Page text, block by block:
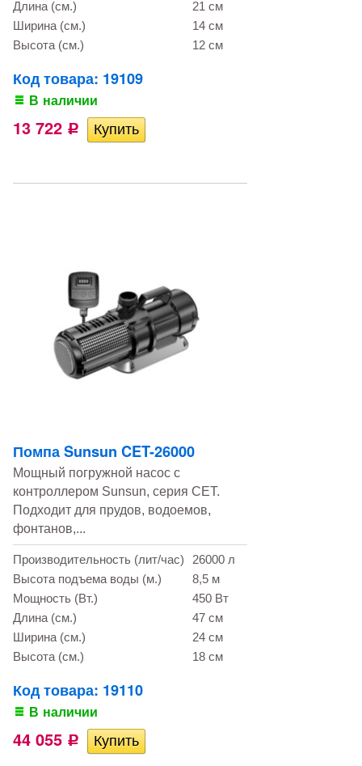
Длина (см.)
21 см
Ширина (см.)
14 см
Высота (см.)
12 см
Код товара: 19109
В наличии
13 722 Р
Помпа Sunsun CET-26000
Мощный погружной насос с
контроллером Sunsun, серия CET.
Подходит для прудов, водоемов,
фонтанов,...
Производительность (лит/час)
26000 л
Высота подъема воды (м.)
8,5 м
Мощность (Вт.)
450 Вт
Длина (см.)
47 см
Ширина (см.)
24 см
Высота (см.)
18 см
Код товара: 19110
В наличии
44 055 Р